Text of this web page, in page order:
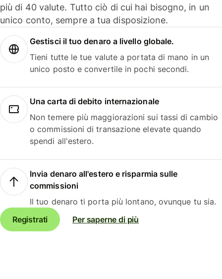
più di 40 valute. Tutto ciò di cui hai bisogno, in un
unico conto, sempre a tua disposizione.
Gestisci il tuo denaro a livello globale.
Tieni tutte le tue valute a portata di mano in un
unico posto e convertile in pochi secondi.
Una carta di debito internazionale
Non temere più maggiorazioni sui tassi di cambio
o commissioni di transazione elevate quando
spendi all'estero.
Invia denaro all'estero e risparmia sulle
commissioni
Il tuo denaro ti porta più lontano, ovunque tu sia.
Registrati
Per saperne di più